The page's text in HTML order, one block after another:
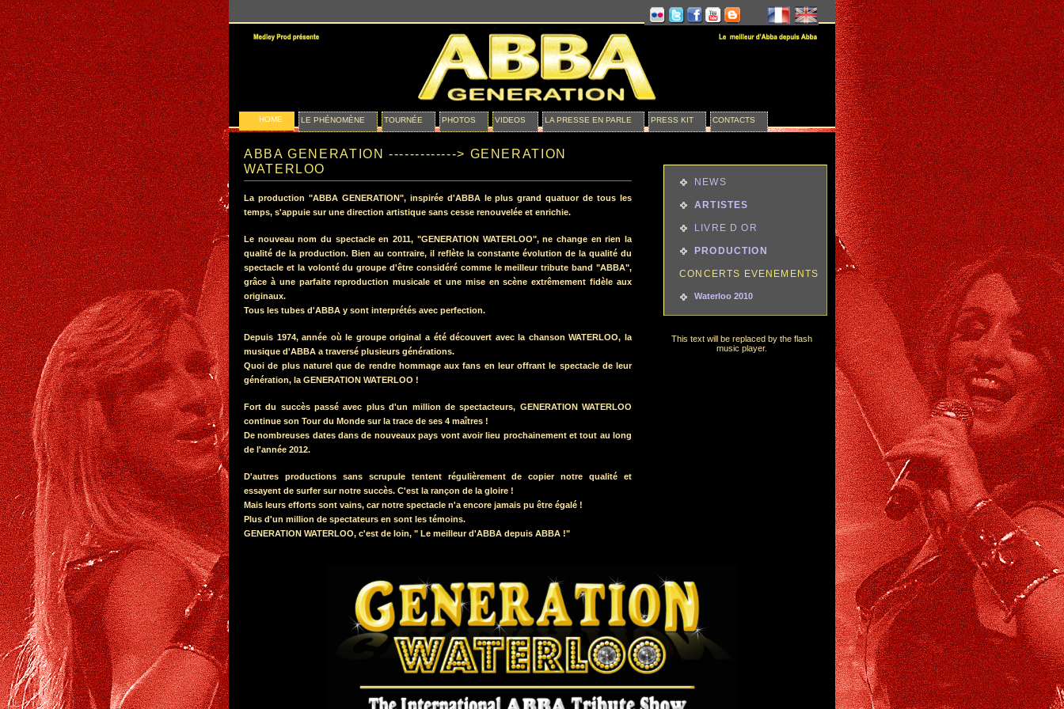
HOME LE PHÉNOMÈNE TOURNÉE PHOTOS VIDEOS LA PRESSE EN PARLE PRESS KIT CONTACTS
NEWS
ARTISTES
LIVRE D OR
PRODUCTION
CONCERTS EVENEMENTS
Waterloo 2010
This text will be replaced by the flash
music player.
ABBA GENERATION -------------> GENERATION
WATERLOO
La production "ABBA GENERATION", inspirée d'ABBA le plus grand quatuor de tous les
temps, s'appuie sur une direction artistique sans cesse renouvelée et enrichie.
Le nouveau nom du spectacle en 2011, "GENERATION WATERLOO", ne change en rien la
qualité de la production. Bien au contraire, il reflète la constante évolution de la qualité du
spectacle et la volonté du groupe d'être considéré comme le meilleur tribute band "ABBA",
grâce à une parfaite reproduction musicale et une mise en scène extrêmement fidèle aux
originaux.
Tous les tubes d'ABBA y sont interprétés avec perfection.
Depuis 1974, année où le groupe original a été découvert avec la chanson WATERLOO, la
musique d'ABBA a traversé plusieurs générations.
Quoi de plus naturel que de rendre hommage aux fans en leur offrant le spectacle de leur
génération, la GENERATION WATERLOO !
Fort du succès passé avec plus d'un million de spectacteurs, GENERATION WATERLOO
continue son Tour du Monde sur la trace de ses 4 maîtres !
De nombreuses dates dans de nouveaux pays vont avoir lieu prochainement et tout au long
de l'année 2012.
D'autres productions sans scrupule tentent régulièrement de copier notre qualité et
essayent de surfer sur notre succès. C'est la rançon de la gloire !
Mais leurs efforts sont vains, car notre spectacle n'a encore jamais pu être égalé !
Plus d'un million de spectateurs en sont les témoins.
GENERATION WATERLOO, c'est de loin, " Le meilleur d'ABBA depuis ABBA !"